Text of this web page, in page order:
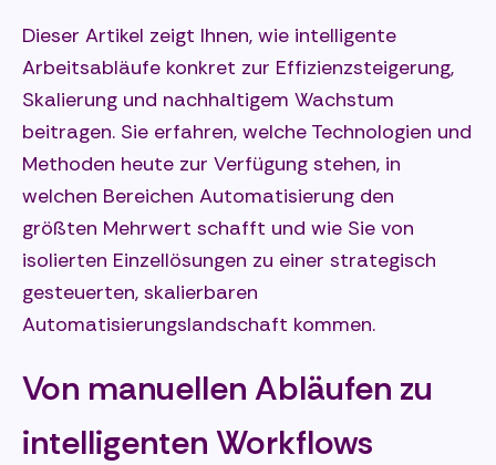
Dieser Artikel zeigt Ihnen, wie intelligente
Arbeitsabläufe konkret zur Effizienzsteigerung,
Skalierung und nachhaltigem Wachstum
beitragen. Sie erfahren, welche Technologien und
Methoden heute zur Verfügung stehen, in
welchen Bereichen Automatisierung den
größten Mehrwert schafft und wie Sie von
isolierten Einzellösungen zu einer strategisch
gesteuerten, skalierbaren
Automatisierungslandschaft kommen.
Von manuellen Abläufen zu
intelligenten Workflows